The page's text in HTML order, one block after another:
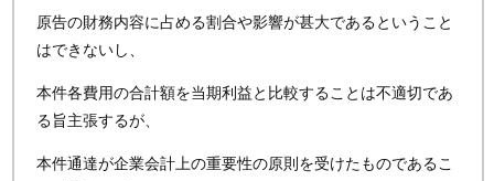
原告の財務内容に占める割合や影響が甚大であるということ
はできないし、
本件各費用の合計額を当期利益と比較することは不適切であ
る旨主張するが、
本件通達が企業会計上の重要性の原則を受けたものであるこ